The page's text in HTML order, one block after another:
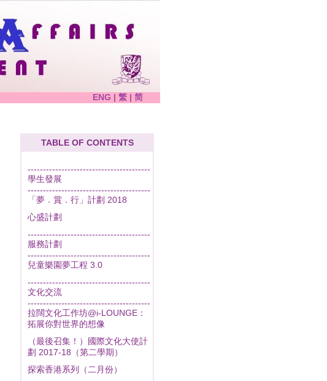
ENG | 繁 | 简
TABLE OF CONTENTS
----------------------------------------
學生發展
----------------------------------------
「夢．賞．行」計劃 2018
心盛計劃
----------------------------------------
服務計劃
----------------------------------------
兒童樂園夢工程 3.0
----------------------------------------
文化交流
----------------------------------------
拉闊文化工作坊@i-LOUNGE：
拓展你對世界的想像
（最後召集！）國際文化大使計
劃 2017-18（第二學期）
探索香港系列（二月份）